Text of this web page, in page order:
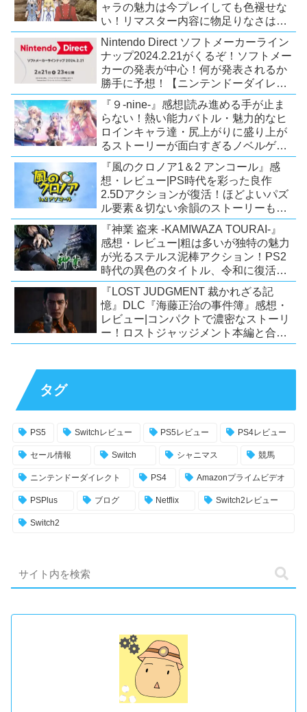
ャラの魅力は今プレイしても色褪せな
い！リマスター内容に物足りなさはあ
るが、プレイする価値のあるシリーズ
の人気作【Switch/PS4/Xone】
Nintendo Direct ソフトメーカーライン
ナップ2024.2.21がくるぞ！ソフトメー
カーの発表が中心！何が発表されるか
勝手に予想！【ニンテンドーダイレク
ト予想】
『９-nine-』感想|読み進める手が止ま
らない！熱い能力バトル・魅力的なヒ
ロインキャラ達・尻上がりに盛り上が
るストーリーが面白すぎるノベルゲ
ー！【PC/Steam/Switch/PS4】
『風のクロノア1＆2 アンコール』感
想・レビュー|PS時代を彩った良作
2.5Dアクションが復活！ほどよいパズ
ル要素＆切ない余韻のストーリーも魅
力！【Switch/PS5/PS4/Xbox
X|S/Xone/PC】
『神業 盗来 -KAMIWAZA TOURAI-』
感想・レビュー|粗は多いが独特の魅力
が光るステルス泥棒アクション！PS2
時代の異色のタイトル、令和に復活！
【Switch/PS4/Steam】
『LOST JUDGMENT 裁かれざる記
憶』DLC『海藤正治の事件簿』感想・
レビュー|コンパクトで濃密なストーリ
ー！ロストジャッジメント本編と合わ
せておすすめの満足度の高いDLC！
タグ
PS5 Switchレビュー PS5レビュー PS4レビュー
セール情報 Switch シャニマス 競馬
ニンテンドーダイレクト PS4 Amazonプライムビデオ
PSPlus ブログ Netflix Switch2レビュー
Switch2